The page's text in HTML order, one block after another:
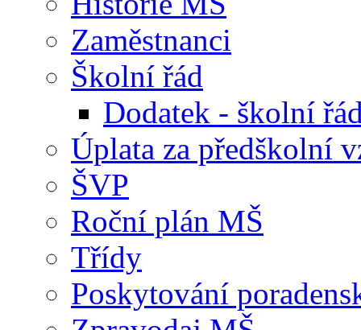
Zaměstnanci
Školní řád
Dodatek - školní
Úplata za předškolní
ŠVP
Roční plán MŠ
Třídy
Poskytování